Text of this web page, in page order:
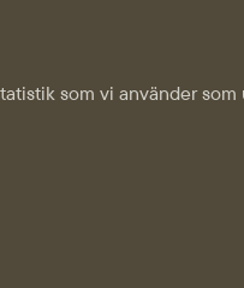
som vi använder